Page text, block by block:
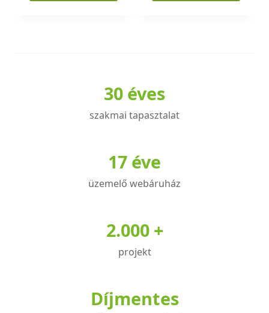
30 éves
szakmai tapasztalat
17 éve
üzemelő webáruház
2.000 +
projekt
Díjmentes